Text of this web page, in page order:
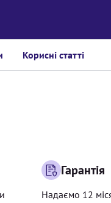
Корисні статті
Гарантія
Надаємо 12